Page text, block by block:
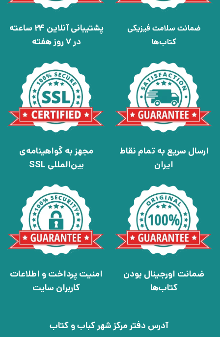
ضمانت سلامت فیزیکی
کتاب‌ها
پشتیبانی آنلاین 24 ساعته
در 7 روز هفته
ارسال سریع به تمام نقاط
ایران
مجهز به گواهینامه‌ی
بین‌المللی SSL
ضمانت اورجینال بودن
کتاب‌ها
امنیت پرداخت و اطلاعات
کاربران سایت
آدرس دفتر مرکز شهر کباب و کتاب